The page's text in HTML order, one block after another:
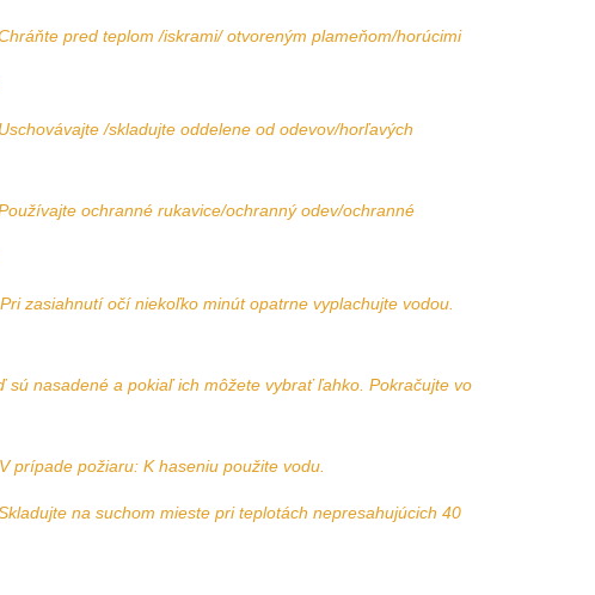
teplom /iskrami/ otvoreným plameňom/horúcimi
/skladujte oddelene od odevov/horľavých
rukavice/ochranný odev/ochranné
očí niekoľko minút opatrne vyplachujte vodou.
sú nasadené a pokiaľ ich môžete vybrať ľahko. Pokračujte vo
požiaru: K haseniu použite vodu.
suchom mieste pri teplotách nepresahujúcich 40